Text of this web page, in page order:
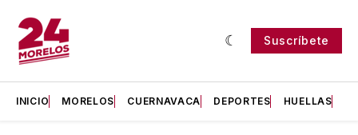
Suscríbete
INICIO MORELOS CUERNAVACA DEPORTES HUELLAS